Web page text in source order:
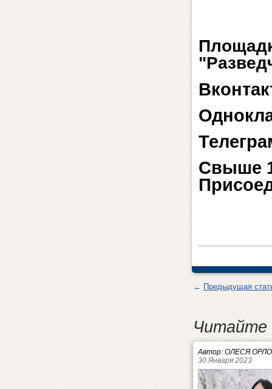
Свыше
←Предыдущая
Читайте
Автор: ОЛЕСЯ
30 Января 2023